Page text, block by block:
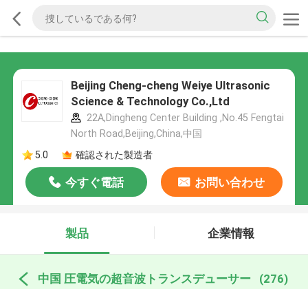
Beijing Cheng-cheng Weiye Ultrasonic
Science & Technology Co.,Ltd
22A,Dingheng Center Building ,No.45 Fengtai
North Road,Beijing,China,中国
5.0
確認された製造者
今すぐ電話 お問い合わせ
製品 企業情報
中国 圧電気の超音波トランスデューサー (276)